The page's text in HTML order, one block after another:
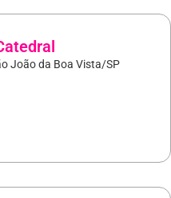
João da Boa Vista/SP